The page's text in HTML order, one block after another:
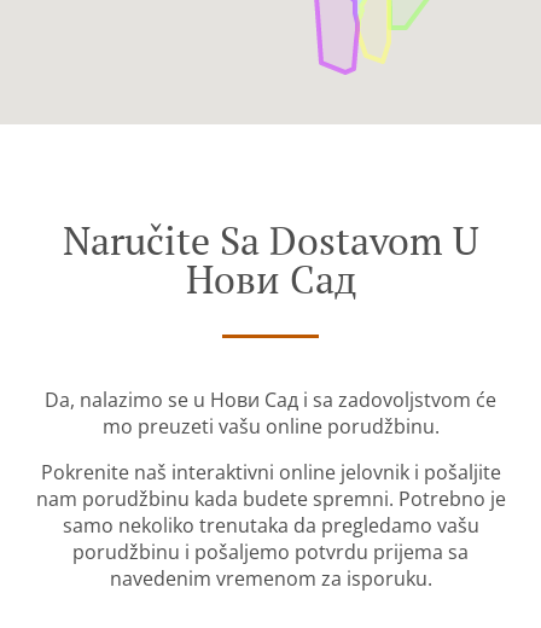
Naručite Sa Dostavom U
Нови Сад
Da, nalazimo se u Нови Сад i sa zadovoljstvom će
mo preuzeti vašu online porudžbinu.
Pokrenite naš interaktivni online jelovnik i pošaljite
nam porudžbinu kada budete spremni. Potrebno je
samo nekoliko trenutaka da pregledamo vašu
porudžbinu i pošaljemo potvrdu prijema sa
navedenim vremenom za isporuku.